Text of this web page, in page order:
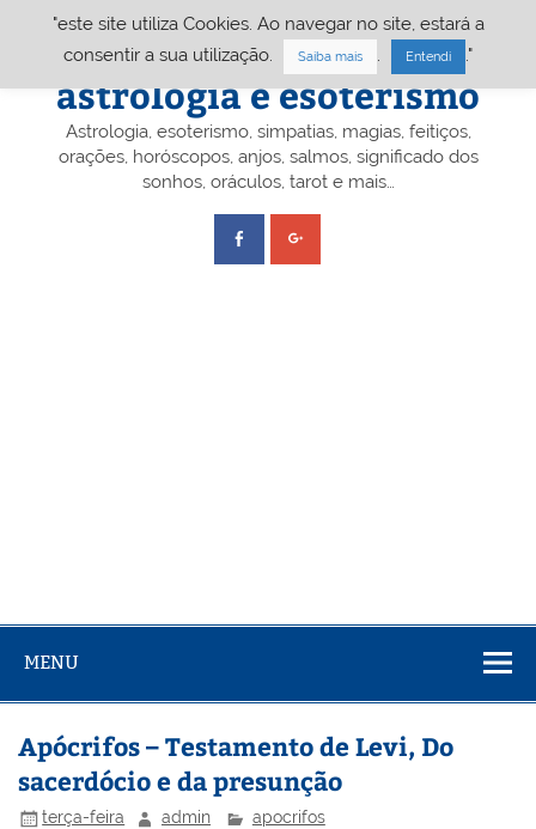
Portal A&E – Portal
astrologia e esoterismo
Astrologia, esoterismo, simpatias, magias, feitiços,
orações, horóscopos, anjos, salmos, significado dos
sonhos, oráculos, tarot e mais…
MENU
Apócrifos – Testamento de Levi, Do
sacerdócio e da presunção
terça-feira admin apocrifos
"este site utiliza Cookies. Ao navegar no site, estará a
consentir a sua utilização.
Saiba mais Entendi ."